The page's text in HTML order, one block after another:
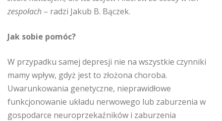
zespołach – radzi Jakub B. Bączek.
Jak sobie pomóc?
W przypadku samej depresji nie na wszystkie czynniki
mamy wpływ, gdyż jest to złożona choroba.
Uwarunkowania genetyczne, nieprawidłowe
funkcjonowanie układu nerwowego lub zaburzenia w
gospodarce neuroprzekaźników i zaburzenia